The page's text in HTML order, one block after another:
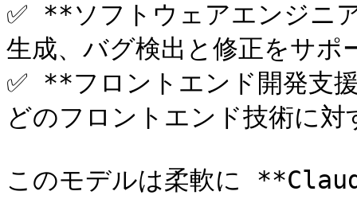
✅ **ソフトウェアエンジニ
生成、バグ検出と修正をサポ
✅ **フロントエンド開発支
どのフロントエンド技術に
このモデルは柔軟に